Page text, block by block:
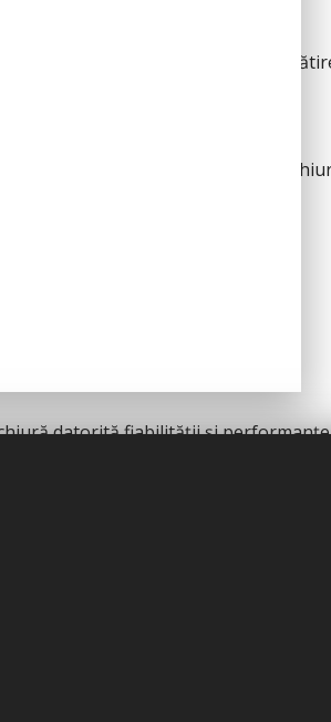
auxiliare necesare pentru
ridicate din industria de
datorită fiabilității și
cu produsele Base One.
sau întrețineri periodice, Base
pentru manichiură profesională.